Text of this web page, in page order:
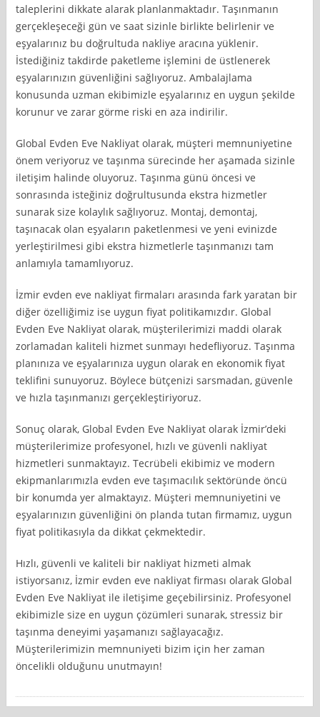
taleplerini dikkate alarak planlanmaktadır. Taşınmanın
gerçekleşeceği gün ve saat sizinle birlikte belirlenir ve
eşyalarınız bu doğrultuda nakliye aracına yüklenir.
İstediğiniz takdirde paketleme işlemini de üstlenerek
eşyalarınızın güvenliğini sağlıyoruz. Ambalajlama
konusunda uzman ekibimizle eşyalarınız en uygun şekilde
korunur ve zarar görme riski en aza indirilir.
Global Evden Eve Nakliyat olarak, müşteri memnuniyetine
önem veriyoruz ve taşınma sürecinde her aşamada sizinle
iletişim halinde oluyoruz. Taşınma günü öncesi ve
sonrasında isteğiniz doğrultusunda ekstra hizmetler
sunarak size kolaylık sağlıyoruz. Montaj, demontaj,
taşınacak olan eşyaların paketlenmesi ve yeni evinizde
yerleştirilmesi gibi ekstra hizmetlerle taşınmanızı tam
anlamıyla tamamlıyoruz.
İzmir evden eve nakliyat firmaları arasında fark yaratan bir
diğer özelliğimiz ise uygun fiyat politikamızdır. Global
Evden Eve Nakliyat olarak, müşterilerimizi maddi olarak
zorlamadan kaliteli hizmet sunmayı hedefliyoruz. Taşınma
planınıza ve eşyalarınıza uygun olarak en ekonomik fiyat
teklifini sunuyoruz. Böylece bütçenizi sarsmadan, güvenle
ve hızla taşınmanızı gerçekleştiriyoruz.
Sonuç olarak, Global Evden Eve Nakliyat olarak İzmir’deki
müşterilerimize profesyonel, hızlı ve güvenli nakliyat
hizmetleri sunmaktayız. Tecrübeli ekibimiz ve modern
ekipmanlarımızla evden eve taşımacılık sektöründe öncü
bir konumda yer almaktayız. Müşteri memnuniyetini ve
eşyalarınızın güvenliğini ön planda tutan firmamız, uygun
fiyat politikasıyla da dikkat çekmektedir.
Hızlı, güvenli ve kaliteli bir nakliyat hizmeti almak
istiyorsanız, İzmir evden eve nakliyat firması olarak Global
Evden Eve Nakliyat ile iletişime geçebilirsiniz. Profesyonel
ekibimizle size en uygun çözümleri sunarak, stressiz bir
taşınma deneyimi yaşamanızı sağlayacağız.
Müşterilerimizin memnuniyeti bizim için her zaman
öncelikli olduğunu unutmayın!